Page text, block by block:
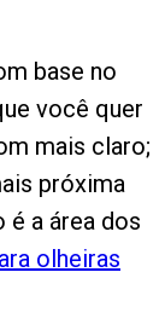
base no
você quer
mais claro;
próxima
é a área dos
olheiras